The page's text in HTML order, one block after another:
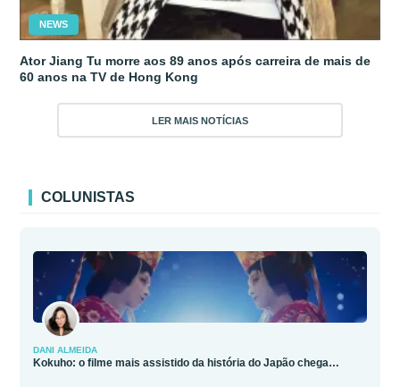
NEWS
Ator Jiang Tu morre aos 89 anos após carreira de mais de
60 anos na TV de Hong Kong
LER MAIS NOTÍCIAS
COLUNISTAS
DANI ALMEIDA
Kokuho: o filme mais assistido da história do Japão chega…